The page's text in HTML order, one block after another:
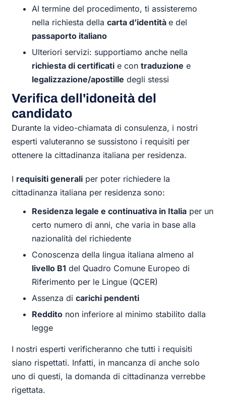
Al termine del procedimento, ti assisteremo
nella richiesta dellacarta d’identitàe del
passaporto italiano
Ulteriori servizi: supportiamo anche nella
richiesta di certificati e contraduzione e
legalizzazione/apostille degli stessi
Verifica dell'idoneità del
candidato
Durante la video-chiamata di consulenza, i nostri
esperti valuteranno se sussistono i requisiti per
ottenere la cittadinanza italiana per residenza.
I requisiti generali per poter richiedere la
cittadinanza italiana per residenza sono:
Residenza legale e continuativa in Italia per un
certo numero di anni, che varia in base alla
nazionalità del richiedente
Conoscenza della lingua italiana almeno al
livello B1 del Quadro Comune Europeo di
Riferimento per le Lingue (QCER)
Assenza dicarichi pendenti
Reddito non inferiore al minimo stabilito dalla
legge
I nostri esperti verificheranno che tutti i requisiti
siano rispettati. Infatti, in mancanza di anche solo
uno di questi, la domanda di cittadinanza verrebbe
rigettata.